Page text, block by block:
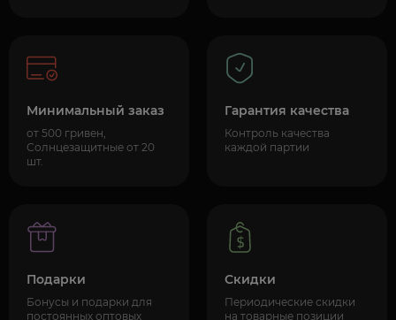
Минимальный заказ
от 500 гривен,
Солнцезащитные от 20
шт.
Гарантия качества
Контроль качества
каждой партии
Подарки
Бонусы и подарки для
постоянных оптовых
Скидки
Периодические скидки
на товарные позиции